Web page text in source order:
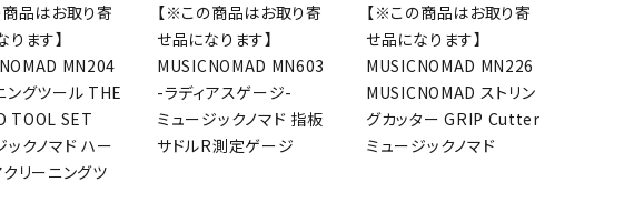
品はお取り寄
ります】
MN204
ングツール THE
TOOL SET
ックノマド ハー
クリーニングツ
【※この商品はお取り寄
せ品になります】
MUSICNOMAD MN603
-ラディアスゲージ-
ミュージックノマド 指板
サドルR測定ゲージ
【※この商品はお取り寄
せ品になります】
MUSICNOMAD MN226
MUSICNOMAD ストリン
グカッター GRIP Cutter
ミュージックノマド